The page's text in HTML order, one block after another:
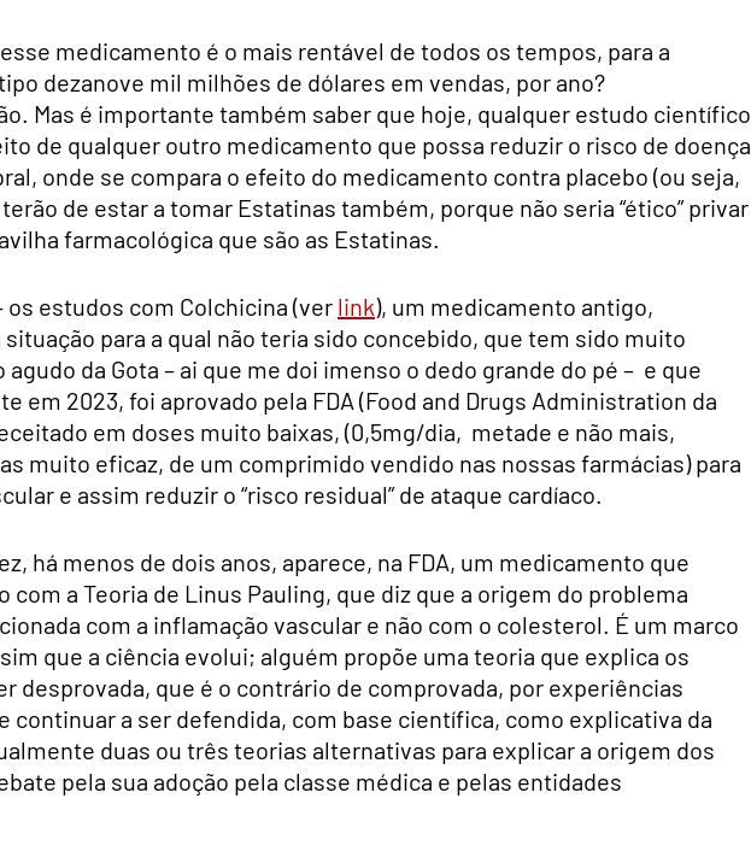
medicamento é o mais rentável de todos os tempos, para a
dezanove mil milhões de dólares em vendas, por ano?
Mas é importante também saber que hoje, qualquer estudo científico
de qualquer outro medicamento que possa reduzir o risco de doença
onde se compara o efeito do medicamento contra placebo (ou seja,
de estar a tomar Estatinas também, porque não seria “ético” privar
farmacológica que são as Estatinas.
estudos com Colchicina (ver link), um medicamento antigo,
para a qual não teria sido concebido, que tem sido muito
da Gota – ai que me doi imenso o dedo grande do pé – e que
em 2023, foi aprovado pela FDA (Food and Drugs Administration da
em doses muito baixas, (0,5mg/dia, metade e não mais,
muito eficaz, de um comprimido vendido nas nossas farmácias) para
e assim reduzir o “risco residual” de ataque cardíaco.
há menos de dois anos, aparece, na FDA, um medicamento que
com a Teoria de Linus Pauling, que diz que a origem do problema
com a inflamação vascular e não com o colesterol. É um marco
que a ciência evolui; alguém propõe uma teoria que explica os
desprovada, que é o contrário de comprovada, por experiências
continuar a ser defendida, com base científica, como explicativa da
duas ou três teorias alternativas para explicar a origem dos
pela sua adoção pela classe médica e pelas entidades